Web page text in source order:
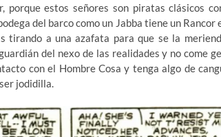
porque estos señores son piratas clásicos
del barco como un Jabba tiene un Rancor
tirando a una azafata para que se la
del nexo de las realidades y no come
con el Hombre Cosa y tenga algo de
jodidilla.